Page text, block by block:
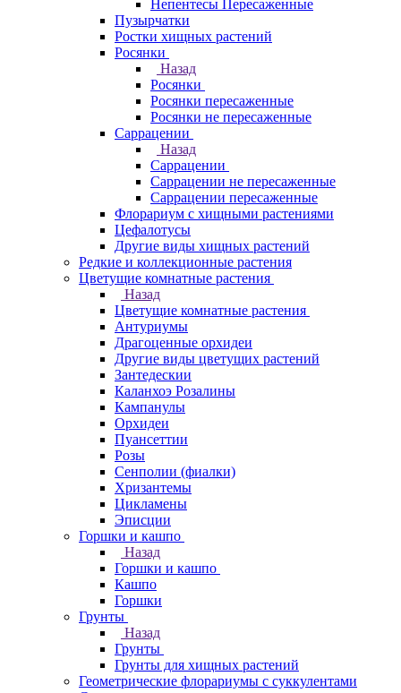
Непентесы Пересаженные
Пузырчатки
Ростки хищных растений
Росянки
Назад
Росянки
Росянки пересаженные
Росянки не пересаженные
Саррацении
Назад
Саррацении
Саррацении не пересаженные
Саррацении пересаженные
Флорариум с хищными растениями
Цефалотусы
Другие виды хищных растений
Редкие и коллекционные растения
Цветущие комнатные растения
Назад
Цветущие комнатные растения
Антуриумы
Драгоценные орхидеи
Другие виды цветущих растений
Зантедескии
Каланхоэ Розалины
Кампанулы
Орхидеи
Пуансеттии
Розы
Сенполии (фиалки)
Хризантемы
Цикламены
Эписции
Горшки и кашпо
Назад
Горшки и кашпо
Кашпо
Горшки
Грунты
Назад
Грунты
Грунты для хищных растений
Геометрические флорариумы с суккулентами